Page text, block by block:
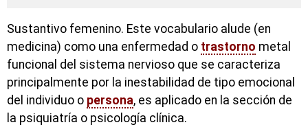
Sustantivo femenino. Este vocabulario alude (en
medicina) como una enfermedad o trastorno metal
funcional del sistema nervioso que se caracteriza
principalmente por la inestabilidad de tipo emocional
del individuo o persona, es aplicado en la sección de
la psiquiatría o psicología clínica.